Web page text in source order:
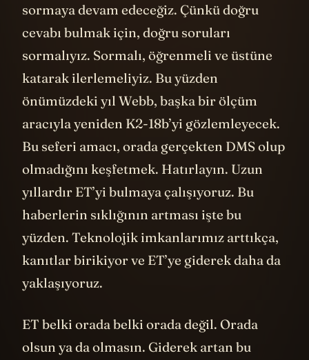
sormaya devam edeceğiz. Çünkü doğru
cevabı bulmak için, doğru soruları
sormalıyız. Sormalı, öğrenmeli ve üstüne
katarak ilerlemeliyiz. Bu yüzden
önümüzdeki yıl Webb, başka bir ölçüm
aracıyla yeniden K2-18b’yi gözlemleyecek.
Bu seferi amacı, orada gerçekten DMS olup
olmadığını keşfetmek. Hatırlayın. Uzun
yıllardır ET’yi bulmaya çalışıyoruz. Bu
haberlerin sıklığının artması işte bu
yüzden. Teknolojik imkanlarımız arttıkça,
kanıtlar birikiyor ve ET’ye giderek daha da
yaklaşıyoruz.
ET belki orada belki orada değil. Orada
olsun ya da olmasın. Giderek artan bu